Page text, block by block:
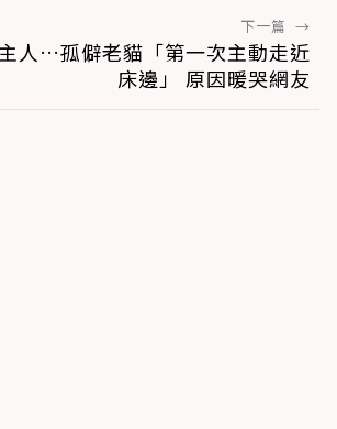
下一篇 →
人…孤僻老貓「第一次主動走近
床邊」 原因暖哭網友